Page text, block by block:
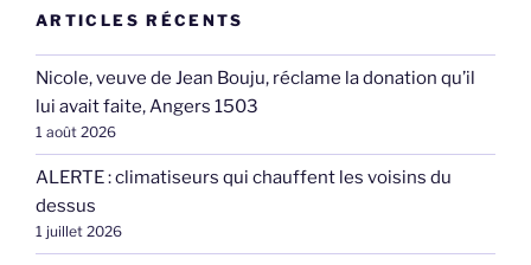
ARTICLES RÉCENTS
Nicole, veuve de Jean Bouju, réclame la donation qu’il
lui avait faite, Angers 1503
1 août 2026
ALERTE : climatiseurs qui chauffent les voisins du
dessus
1 juillet 2026